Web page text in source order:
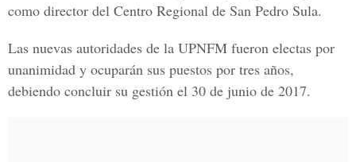
como director del Centro Regional de San Pedro Sula.
Las nuevas autoridades de la UPNFM fueron electas por
unanimidad y ocuparán sus puestos por tres años,
debiendo concluir su gestión el 30 de junio de 2017.